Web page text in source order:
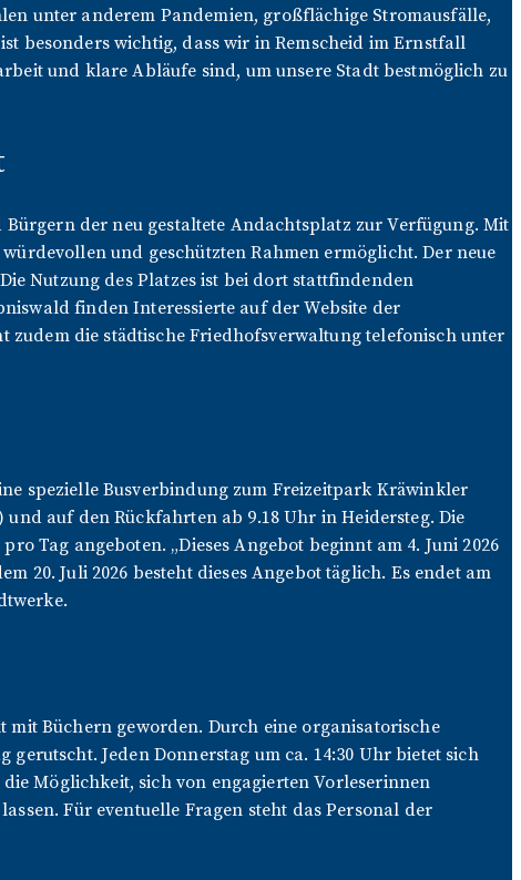
unter anderem Pandemien, großflächige Stromausfälle,
besonders wichtig, dass wir in Remscheid im Ernstfall
und klare Abläufe sind, um unsere Stadt bestmöglich zu
der neu gestaltete Andachtsplatz zur Verfügung. Mit
und geschützten Rahmen ermöglicht. Der neue
Nutzung des Platzes ist bei dort stattfindenden
finden Interessierte auf der Website der
zudem die städtische Friedhofsverwaltung telefonisch unter
spezielle Busverbindung zum Freizeitpark Kräwinkler
auf den Rückfahrten ab 9.18 Uhr in Heidersteg. Die
Tag angeboten. „Dieses Angebot beginnt am 4. Juni 2026
20. Juli 2026 besteht dieses Angebot täglich. Es endet am
Büchern geworden. Durch eine organisatorische
Jeden Donnerstag um ca. 14:30 Uhr bietet sich
Möglichkeit, sich von engagierten Vorleserinnen
Für eventuelle Fragen steht das Personal der